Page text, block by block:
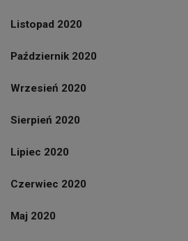
Listopad 2020
Październik 2020
Wrzesień 2020
Sierpień 2020
Lipiec 2020
Czerwiec 2020
Maj 2020